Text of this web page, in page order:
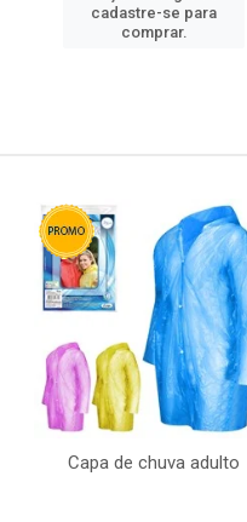
cadastre-se para
comprar.
Capa de chuva adulto